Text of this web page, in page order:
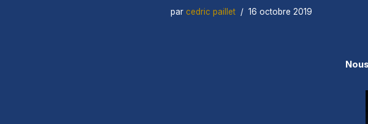
par cedric paillet 16 octobre 2019